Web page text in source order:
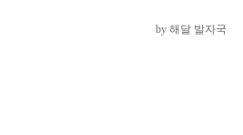
by 해달 발자국